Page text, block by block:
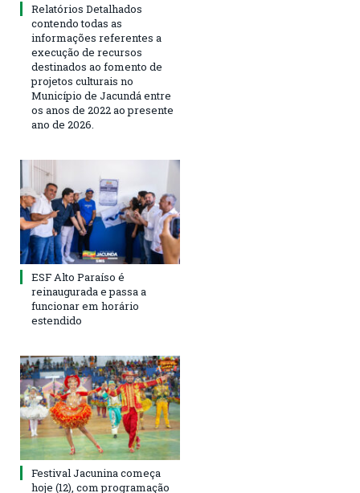
Relatórios Detalhados
contendo todas as
informações referentes a
execução de recursos
destinados ao fomento de
projetos culturais no
Município de Jacundá entre
os anos de 2022 ao presente
ano de 2026.
ESF Alto Paraíso é
reinaugurada e passa a
funcionar em horário
estendido
Festival Jacunina começa
hoje (12), com programação